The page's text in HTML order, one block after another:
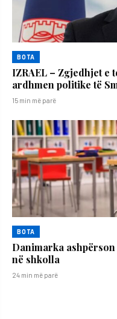
BOTA
IZRAEL – Zgjedhjet e
ardhmen politike të
15 min më parë
BOTA
Danimarka
në shkolla
24 min më parë